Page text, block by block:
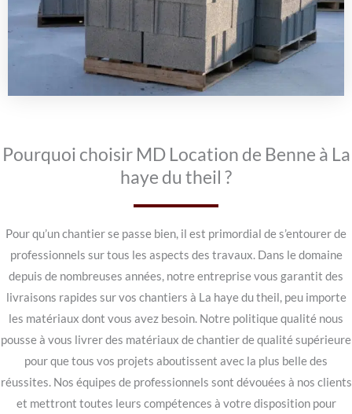
Pourquoi choisir MD Location de Benne à La
haye du theil ?
Pour qu’un chantier se passe bien, il est primordial de s’entourer de
professionnels sur tous les aspects des travaux. Dans le domaine
depuis de nombreuses années, notre entreprise vous garantit des
livraisons rapides sur vos chantiers à La haye du theil, peu importe
les matériaux dont vous avez besoin. Notre politique qualité nous
pousse à vous livrer des matériaux de chantier de qualité supérieure
pour que tous vos projets aboutissent avec la plus belle des
réussites. Nos équipes de professionnels sont dévouées à nos clients
et mettront toutes leurs compétences à votre disposition pour